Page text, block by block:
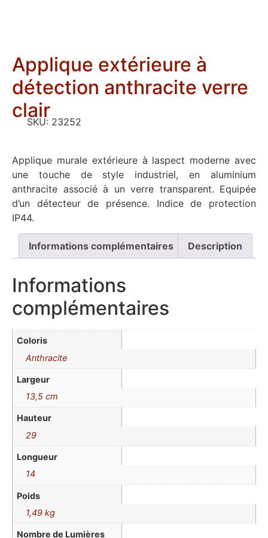
Applique extérieure à
détection anthracite verre
clair
SKU: 23252
Applique murale extérieure à laspect moderne avec
une touche de style industriel, en aluminium
anthracite associé à un verre transparent. Equipée
d’un détecteur de présence. Indice de protection
IP44.
Informations complémentaires Description
Informations
complémentaires
Coloris
Anthracite
Largeur
13,5 cm
Hauteur
29
Longueur
14
Poids
1,49 kg
Nombre de Lumières